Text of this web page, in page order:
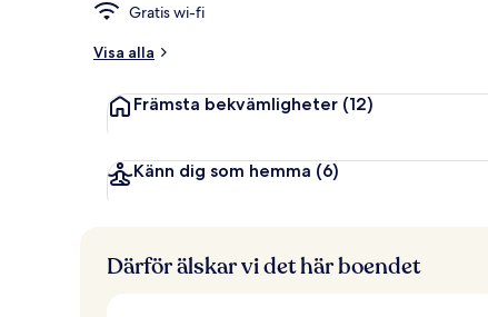
Gratis wi-fi
Visa alla
Främsta bekvämligheter (12)
Känn dig som hemma (6)
Därför älskar vi det här boendet